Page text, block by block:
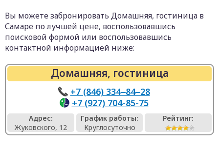
Вы можете забронировать Домашняя, гостиница в
Самаре по лучшей цене, воспользовавшись
поисковой формой или воспользовавшись
контактной информацией ниже:
Домашняя, гостиница
+7 (846) 334‒84‒28
+7 (927) 704-85-75
Адрес:
Жуковского, 12
График работы:
Круглосуточно
Рейтинг: